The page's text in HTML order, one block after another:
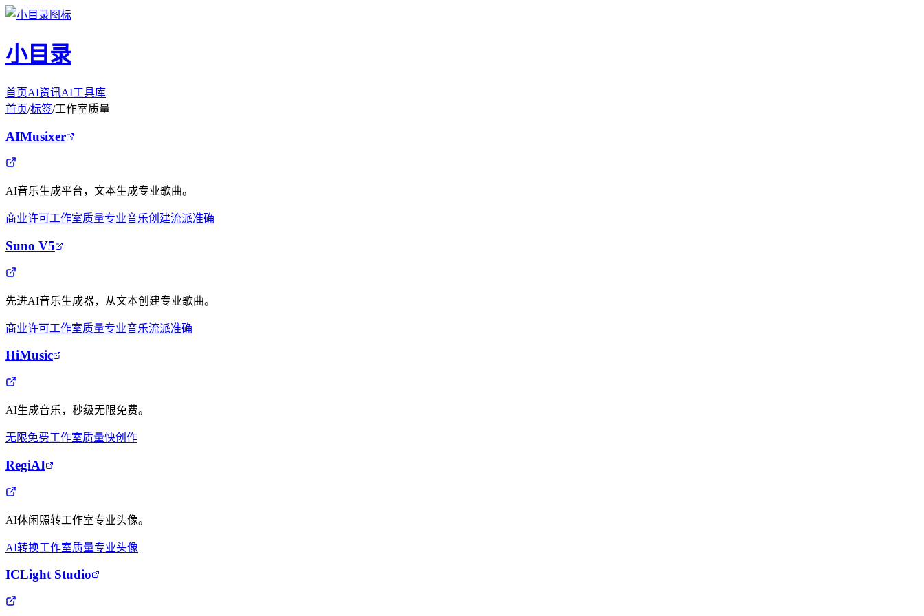
小目录
首页AI资讯AI工具库
首页/标签/工作室质量
AIMusixer
AI音乐生成平台，文本生成专业歌曲。
商业许可工作室质量专业音乐创建流派准确
Suno V5
先进AI音乐生成器，从文本创建专业歌曲。
商业许可工作室质量专业音乐流派准确
HiMusic
AI生成音乐，秒级无限免费。
无限免费工作室质量快创作
RegiAI
AI休闲照转工作室专业头像。
AI转换工作室质量专业头像
ICLight Studio